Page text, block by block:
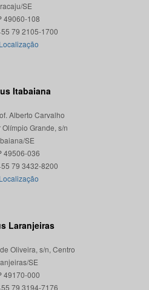
SE
49060-108
Localização
Itabaiana
Alberto Carvalho
Olímpio Grande, s/n
SE
49506-036
Localização
Laranjeiras
Oliveira, s/n, Centro
SE
49170-000